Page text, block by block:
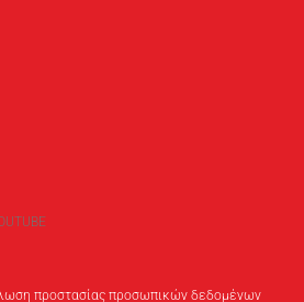
προστασίας προσωπικών δεδομένων